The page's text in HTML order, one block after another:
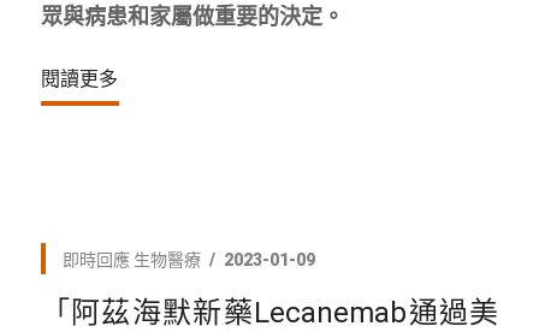
眾與病患和家屬做重要的決定。
閱讀更多
即時回應 生物醫療 2023-01-09
「阿茲海默新藥Lecanemab通過美